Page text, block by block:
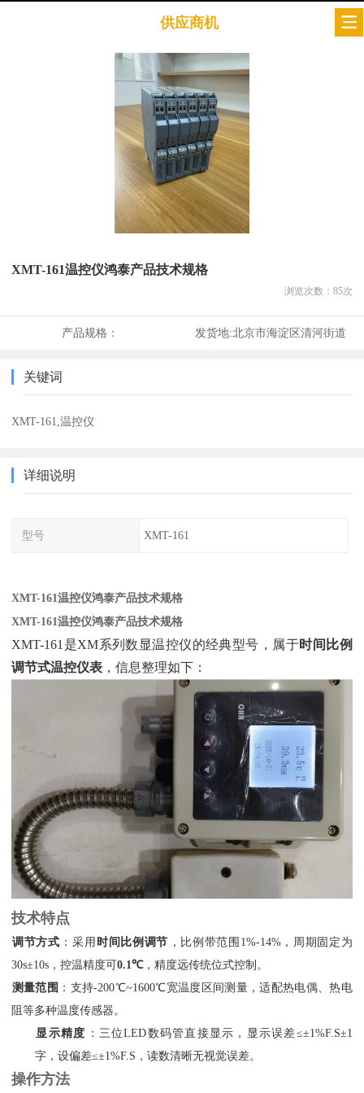
供应商机
XMT-161温控仪鸿泰产品技术规格
浏览次数： 85次
产品规格： 发货地:北京市海淀区清河街道
关键词
XMT-161,温控仪
详细说明
型号 XMT-161
XMT-161温控仪鸿泰产品技术规格
XMT-161温控仪鸿泰产品技术规格
XMT-161是XM系列数显温控仪的经典型号，属于‌时间比例
调节式温控仪表 ‌，信息整理如下：
技术特点
调节方式 ‌：采用‌ 时间比例调节 ‌，比例带范围1%-14%，周期固定为
30s±10s，控温精度可‌0.1℃‌，精度远传统位式控制。
测量范围 ‌：支持-200℃~1600℃宽温度区间测量，适配热电偶、热电
阻等多种温度传感器。
显示精度 ‌：三位LED数码管直接显示，显示误差≤±1%F.S±1
字，设偏差≤±1%F.S，读数清晰无视觉误差。
操作方法